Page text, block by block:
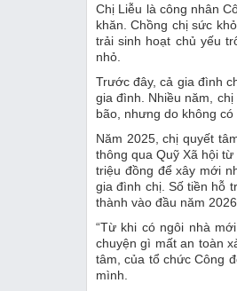
Chị Liễu là công nhân
khăn. Chồng chị sức
trải sinh hoạt chủ yếu
nhỏ.
Trước đây, cả gia đình
gia đình. Nhiều năm,
bão, nhưng do không
Năm 2025, chị quyết
thông qua Quỹ Xã hội
triệu đồng để xây mới
gia đình chị. Số tiền hỗ
thành vào đầu năm 2026.
“Từ khi có ngôi nhà
chuyện gì mất an toàn
tâm, của tổ chức Công
mình.